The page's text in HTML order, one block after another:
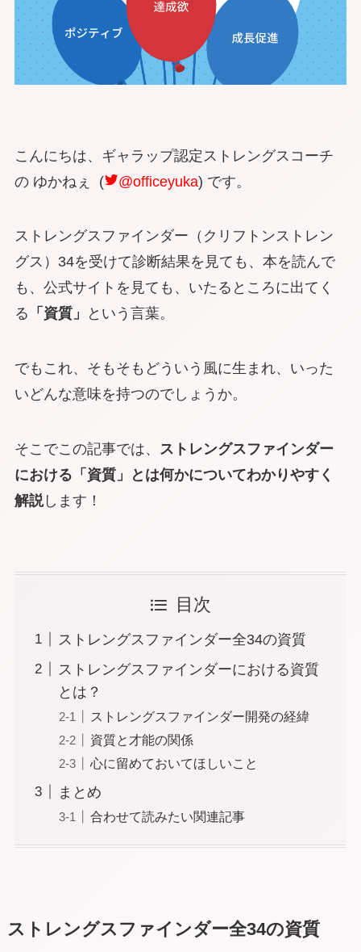
こんにちは、ギャラップ認定ストレングスコーチ
の ゆかねぇ (
@officeyuka) です。
ストレングスファインダー（クリフトンストレン
グス）34を受けて診断結果を見ても、本を読んで
も、公式サイトを見ても、いたるところに出てく
る 「資質」 という言葉。
でもこれ、そもそもどういう風に生まれ、いった
いどんな意味を持つのでしょうか。
そこでこの記事では、 ストレングスファインダー
における「資質」とは何かについてわかりやすく
解説します！
目次
ストレングスファインダー全34の資質
ストレングスファインダーにおける資質
とは？
ストレングスファインダー開発の経緯
資質と才能の関係
心に留めておいてほしいこと
まとめ
合わせて読みたい関連記事
ストレングスファインダー全34の資質